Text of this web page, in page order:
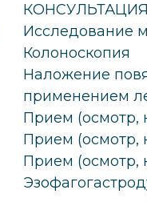
Исследование
Колоноскопия
Наложение
применением
Прием (осмотр,
Прием (осмотр,
Прием (осмотр,